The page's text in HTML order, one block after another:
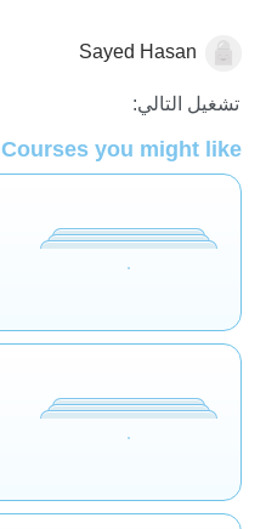
الفنونSayed Hasan
تشغيل التالي:
Courses you might like